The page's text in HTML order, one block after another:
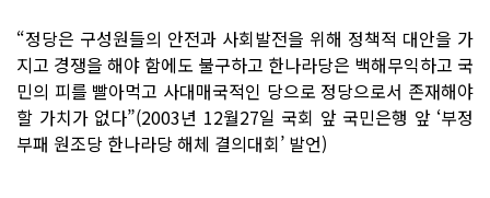
“정당은 구성원들의 안전과 사회발전을 위해 정책적 대안을 가
지고 경쟁을 해야 함에도 불구하고 한나라당은 백해무익하고 국
민의 피를 빨아먹고 사대매국적인 당으로 정당으로서 존재해야
할 가치가 없다”(2003년 12월27일 국회 앞 국민은행 앞 ‘부정
부패 원조당 한나라당 해체 결의대회’ 발언)